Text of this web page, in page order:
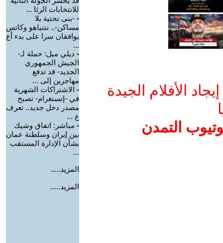
الأفلام الجيدة
التمدن
للانتخابات الرئا ...
- -بنى تحتية بلا
مساكن-.. نتنياهو وكاتس
يوافقان سرا على بدء أع
...
- ديلي ميل: حملة لـ-
الجيش الجمهوري
الجديد- قد تدفع
مهاجرين إلى ...
- الاشتراكات الشهرية
في -إنستغرام- تصبح
مصدر دخل جديد.. تعرف
ع ...
- مباشر: اتفاق وشيك
بين إيران وسلطنة عمان
بشأن الإدارة المستقب
...
المزيد.....
المزيد.....